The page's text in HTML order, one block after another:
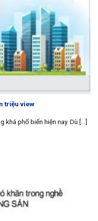
triệu view
phổ biến hiện nay. Dù [...]